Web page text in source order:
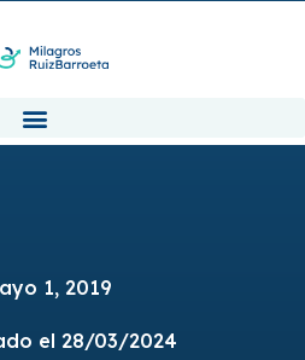
1, 2019
el 28/03/2024